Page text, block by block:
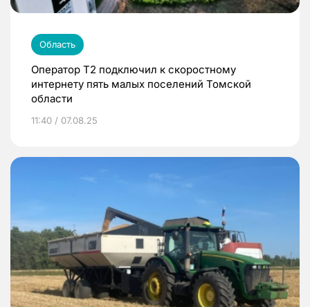
Область
Оператор Т2 подключил к скоростному
интернету пять малых поселений Томской
области
11:40 / 07.08.25